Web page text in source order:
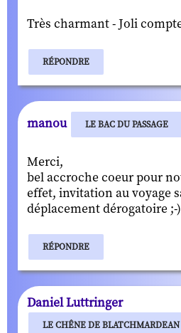
Très charmant - Joli
RÉPONDRE
manou LE BAC DU PASSAGE
Merci,
bel accroche coeur pour
effet, invitation au voyage
déplacement dérogatoire
RÉPONDRE
Daniel Luttringer
LE CHÊNE DE BLATCHMARDEAN